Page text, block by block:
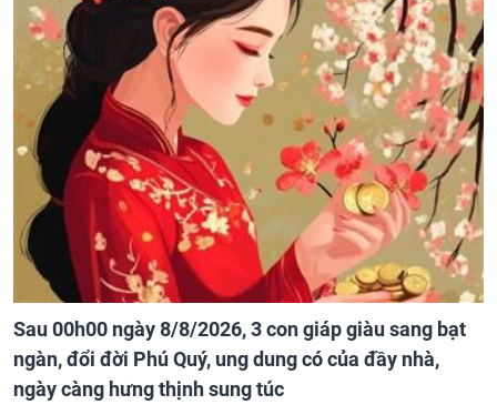
Sau 00h00 ngày 8/8/2026, 3 con giáp giàu sang bạt
ngàn, đổi đời Phú Quý, ung dung có của đầy nhà,
ngày càng hưng thịnh sung túc